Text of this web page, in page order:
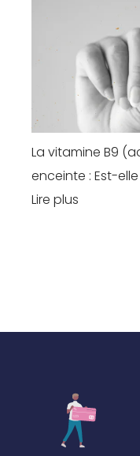
La vitamine B9
enceinte : Est-
Lire plus